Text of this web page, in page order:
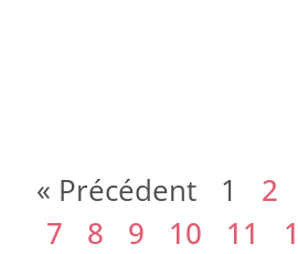
« Précédent 1 2
7
8 9 10 11